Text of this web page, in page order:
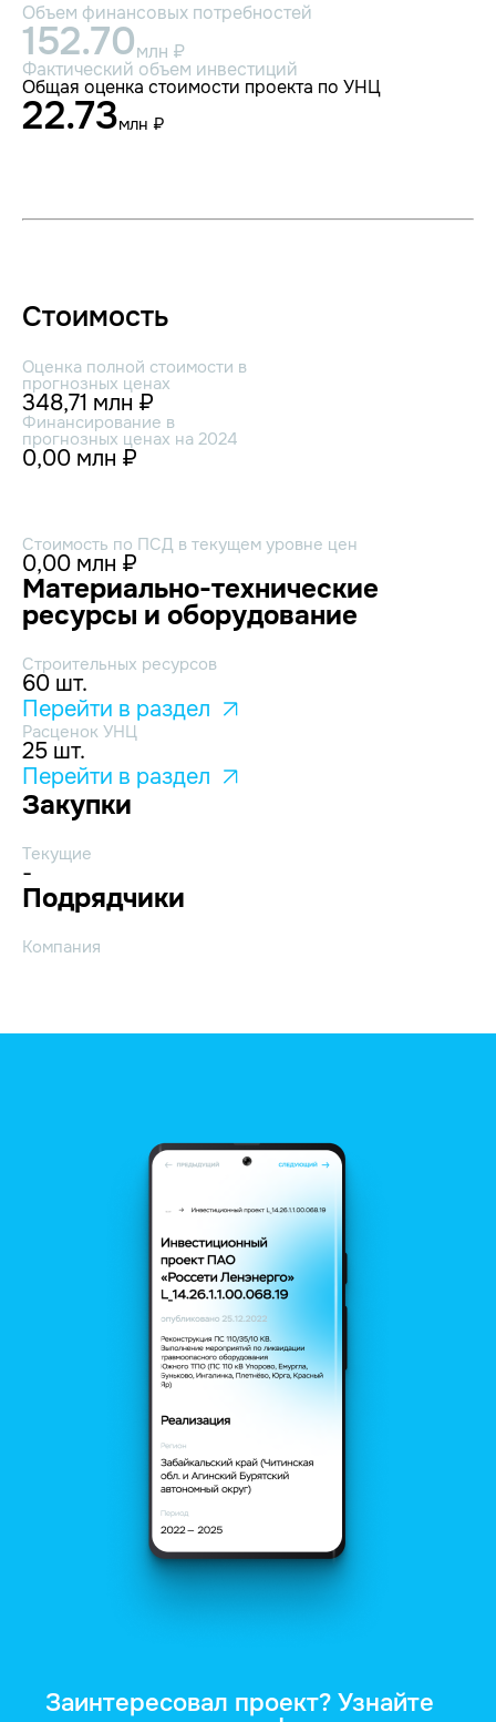
Объем финансовых потребностей
152.70млн ₽
Фактический объем инвестиций
Общая оценка стоимости проекта по УНЦ
22.73млн ₽
Стоимость
Оценка полной стоимости в
прогнозных ценах
348,71 млн ₽
Финансирование в
прогнозных ценах на 2024
0,00 млн ₽
Стоимость по ПСД в текущем уровне цен
0,00 млн ₽
Материально-технические
ресурсы и оборудование
Строительных ресурсов
60 шт.
Перейти в раздел
Расценок УНЦ
25 шт.
Перейти в раздел
Закупки
Текущие
-
Подрядчики
Компания
Заинтересовал проект? Узнайте